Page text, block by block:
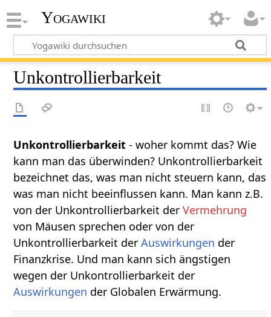
Yogawiki
Unkontrollierbarkeit
Unkontrollierbarkeit - woher kommt das? Wie
kann man das überwinden? Unkontrollierbarkeit
bezeichnet das, was man nicht steuern kann, das
was man nicht beeinflussen kann. Man kann z.B.
von der Unkontrollierbarkeit derVermehrung
von Mäusen sprechen oder von der
Unkontrollierbarkeit derAuswirkungen der
Finanzkrise. Und man kann sich ängstigen
wegen der Unkontrollierbarkeit der
Auswirkungen der Globalen Erwärmung.